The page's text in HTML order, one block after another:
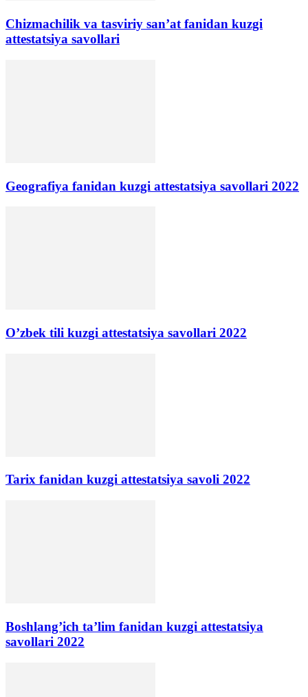
Chizmachilik va tasviriy san’at fanidan kuzgi
attestatsiya savollari
Geografiya fanidan kuzgi attestatsiya savollari 2022
O’zbek tili kuzgi attestatsiya savollari 2022
Tarix fanidan kuzgi attestatsiya savoli 2022
Boshlang’ich ta’lim fanidan kuzgi attestatsiya
savollari 2022